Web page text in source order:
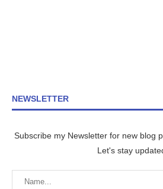
NEWSLETTER
Subscribe my Newsletter for new blog
Let's stay